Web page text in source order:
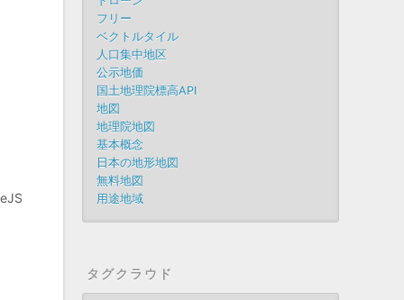
フリー
ベクトルタイル
人口集中地区
公示地価
国土地理院標高API
地図
地理院地図
基本概念
日本の地形地図
無料地図
用途地域
タグクラウド